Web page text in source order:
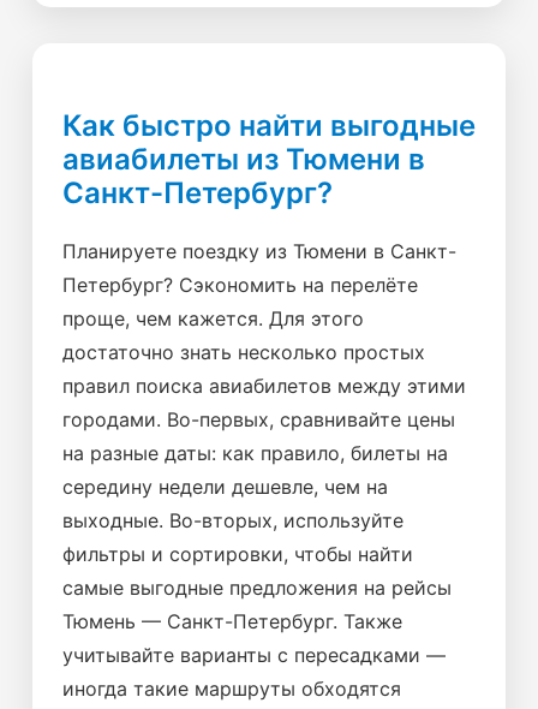
Как быстро найти выгодные
авиабилеты из Тюмени в
Санкт-Петербург?
Планируете поездку из Тюмени в Санкт-
Петербург? Сэкономить на перелёте
проще, чем кажется. Для этого
достаточно знать несколько простых
правил поиска авиабилетов между этими
городами. Во-первых, сравнивайте цены
на разные даты: как правило, билеты на
середину недели дешевле, чем на
выходные. Во-вторых, используйте
фильтры и сортировки, чтобы найти
самые выгодные предложения на рейсы
Тюмень — Санкт-Петербург. Также
учитывайте варианты с пересадками —
иногда такие маршруты обходятся